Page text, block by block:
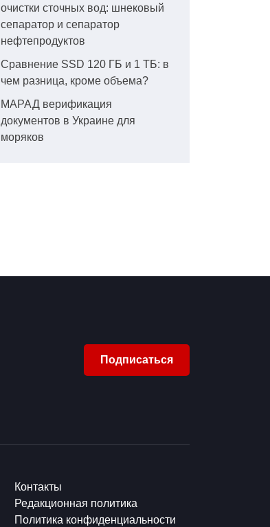
очистки сточных вод: шнековый
сепаратор и сепаратор
нефтепродуктов
Сравнение SSD 120 ГБ и 1 ТБ: в
чем разница, кроме объема?
МАРАД верификация
документов в Украине для
моряков
Подписаться
Контакты
Редакционная политика
Политика конфиденциальности